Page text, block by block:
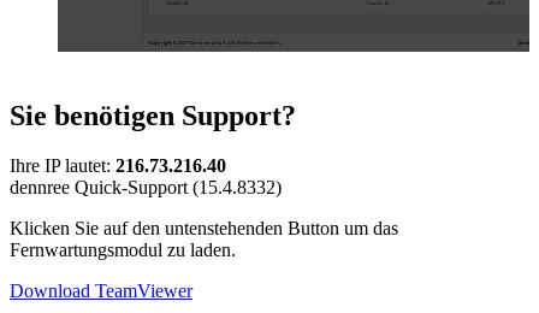
Sie benötigen Support?
Ihre IP lautet: 216.73.216.40
dennree Quick-Support (15.4.8332)
Klicken Sie auf den untenstehenden Button um das
Fernwartungsmodul zu laden.
Download TeamViewer